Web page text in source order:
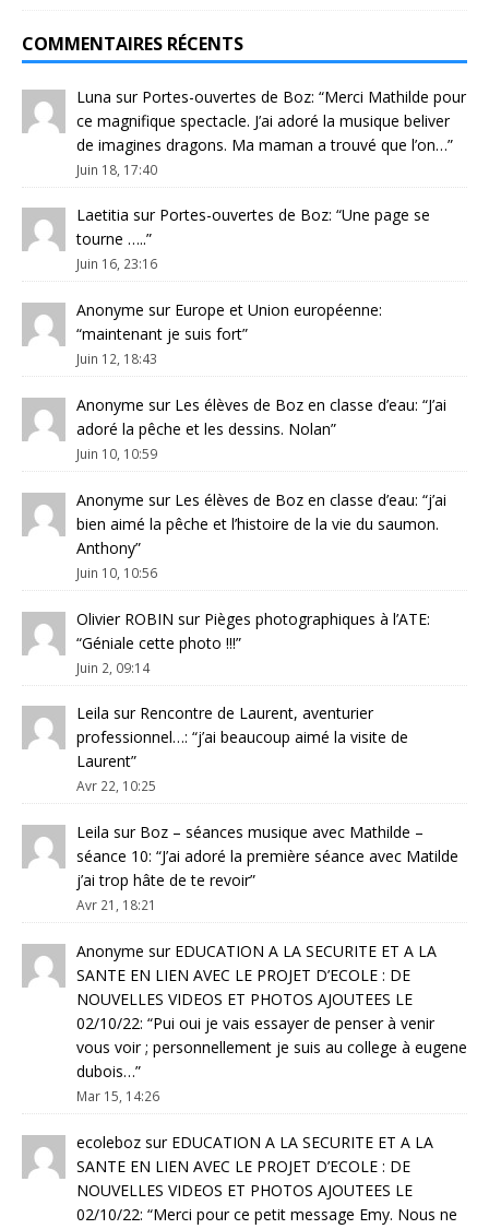
COMMENTAIRES RÉCENTS
Luna sur Portes-ouvertes de Boz: “Merci Mathilde pour
ce magnifique spectacle. J’ai adoré la musique beliver
de imagines dragons. Ma maman a trouvé que l’on…”
Juin 18, 17:40
Laetitia sur Portes-ouvertes de Boz: “Une page se
tourne …..”
Juin 16, 23:16
Anonyme sur Europe et Union européenne:
“maintenant je suis fort”
Juin 12, 18:43
Anonyme sur Les élèves de Boz en classe d’eau: “J’ai
adoré la pêche et les dessins. Nolan”
Juin 10, 10:59
Anonyme sur Les élèves de Boz en classe d’eau: “j’ai
bien aimé la pêche et l’histoire de la vie du saumon.
Anthony”
Juin 10, 10:56
Olivier ROBIN sur Pièges photographiques à l’ATE:
“Géniale cette photo !!!”
Juin 2, 09:14
Leila sur Rencontre de Laurent, aventurier
professionnel…: “j’ai beaucoup aimé la visite de
Laurent”
Avr 22, 10:25
Leila sur Boz – séances musique avec Mathilde –
séance 10: “J’ai adoré la première séance avec Matilde
j’ai trop hâte de te revoir”
Avr 21, 18:21
Anonyme sur EDUCATION A LA SECURITE ET A LA
SANTE EN LIEN AVEC LE PROJET D’ECOLE : DE
NOUVELLES VIDEOS ET PHOTOS AJOUTEES LE
02/10/22: “Pui oui je vais essayer de penser à venir
vous voir ; personnellement je suis au college à eugene
dubois…”
Mar 15, 14:26
ecoleboz sur EDUCATION A LA SECURITE ET A LA
SANTE EN LIEN AVEC LE PROJET D’ECOLE : DE
NOUVELLES VIDEOS ET PHOTOS AJOUTEES LE
02/10/22: “Merci pour ce petit message Emy. Nous ne